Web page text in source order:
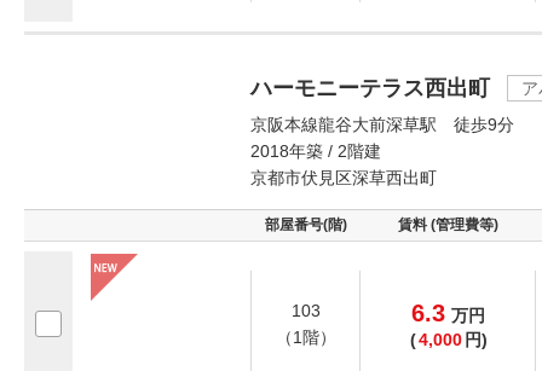
ハーモニーテラス西出町
京阪本線龍谷大前深草駅 徒歩9分
2018年築 / 2階建
京都市伏見区深草西出町
部屋番号(階) 賃料 (管理費等)
103
（1階）
6.3 万円
(4,000 円)